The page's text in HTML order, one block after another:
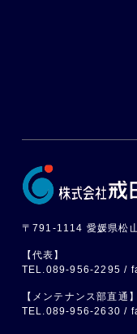
〒791-1114 愛媛県松
【代表】
TEL.089-956-2295 /
【メンテナンス部直通】
TEL.089-956-2630 /